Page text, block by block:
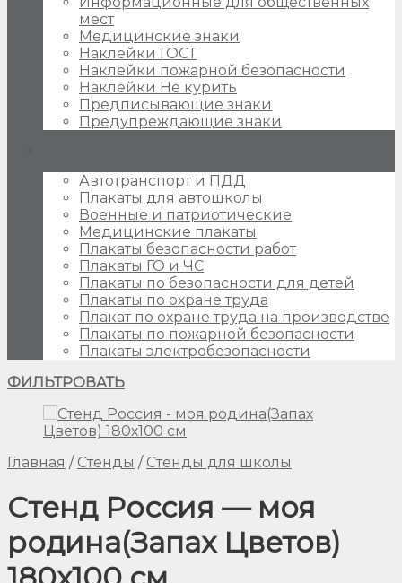
мест
Медицинские знаки
Наклейки ГОСТ
Наклейки пожарной безопасности
Наклейки Не курить
Предписывающие знаки
Предупреждающие знаки
Автотранспорт и ПДД
Плакаты для автошколы
Военные и патриотические
Медицинские плакаты
Плакаты безопасности работ
Плакаты ГО и ЧС
Плакаты по безопасности для детей
Плакаты по охране труда
Плакат по охране труда на производстве
Плакаты по пожарной безопасности
Плакаты электробезопасности
ФИЛЬТРОВАТЬ
Главная / Стенды / Стенды для школы
Стенд Россия — моя
родина(Запах Цветов)